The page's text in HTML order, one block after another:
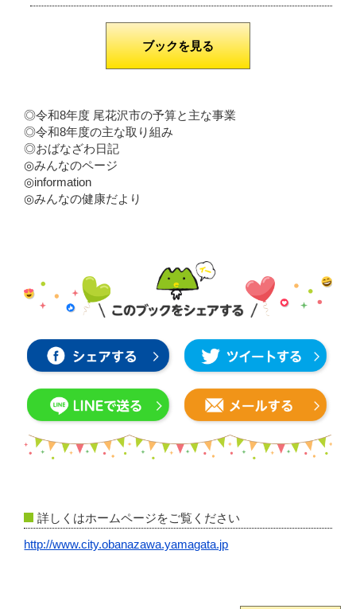
ブックを見る
◎令和8年度 尾花沢市の予算と主な事業
◎令和8年度の主な取り組み
◎おばなざわ日記
◎みんなのページ
◎information
◎みんなの健康だより
詳しくはホームページをご覧ください
http://www.city.obanazawa.yamagata.jp